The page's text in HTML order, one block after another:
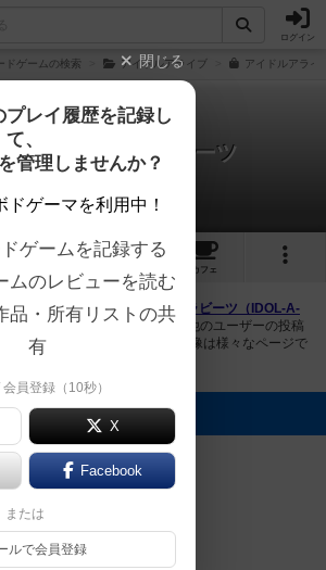
ログイン
ドゲームの検索 アイドルアライブ アイドルアラ
アライブ ステラビーツ
2件の画像
1
カフェ
と、 「アイドルアライブ ステラビーツ（IDOL-A-
画像をアップロード出来たり、他のユーザーの投稿
できます。また、トップ6の画像は様々なページで
像
閉じる
レイ履歴を記録し
て、
管理しませんか？
ドゲーマを利用中！
ゲームを記録する
ムのレビューを読む
品・所有リストの共
有
員登録（10秒）
X
Facebook
または
ルで会員登録